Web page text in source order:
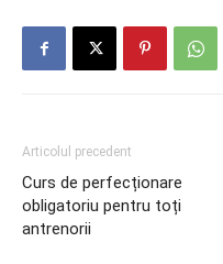
Articolul precedent
Curs de perfecționare
obligatoriu pentru toți
antrenorii